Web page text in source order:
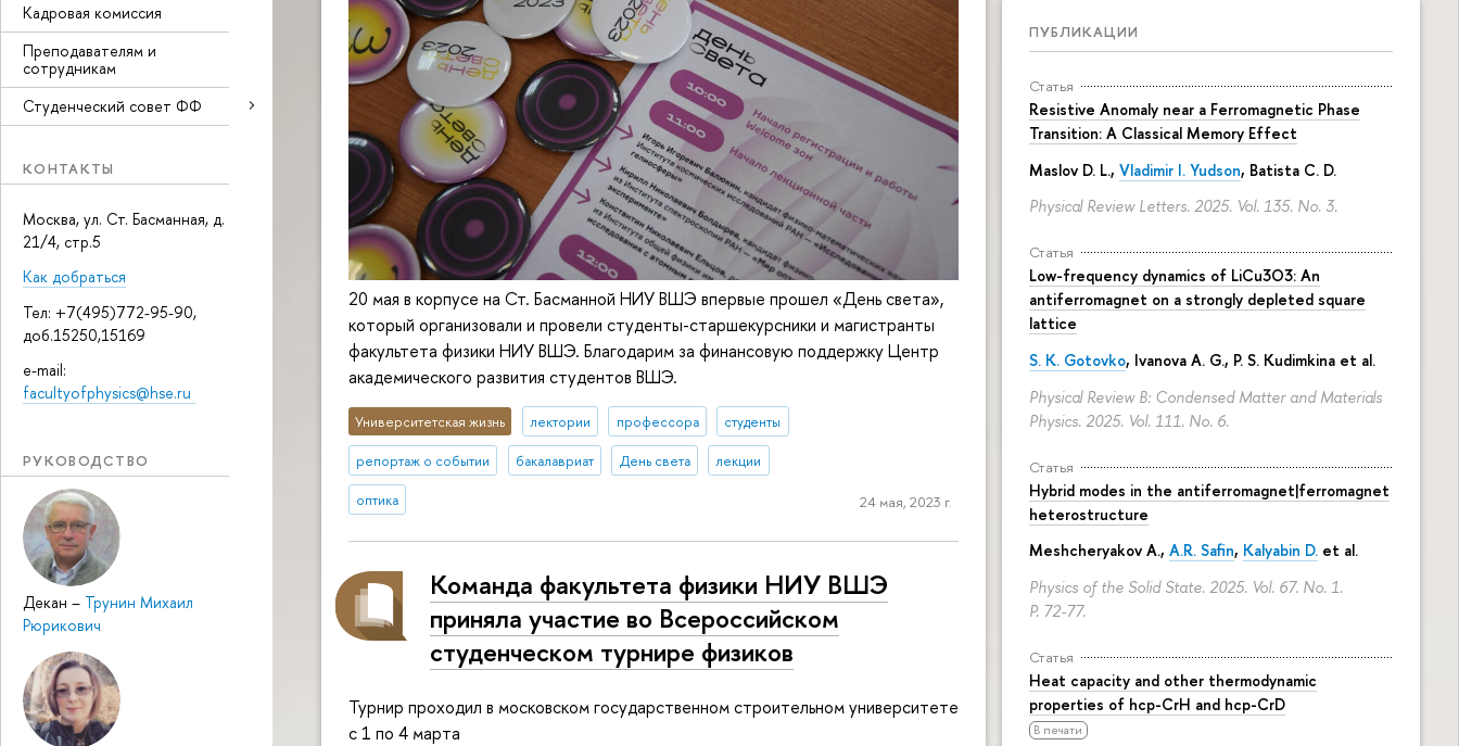
Кадровая комиссия
Преподавателям и
сотрудникам
Студенческий совет ФФ
КОНТАКТЫ
Москва, ул. Ст. Басманная, д.
21/4, стр.5
Как добраться
Тел: +7(495)772-95-90,
доб.15250,15169
e-mail:
facultyofphysics@hse.ru
РУКОВОДСТВО
Декан – Трунин Михаил
Рюрикович
ПУБЛИКАЦИИ
Статья
Resistive Anomaly near a Ferromagnetic Phase
Transition: A Classical Memory Effect
Maslov D. L., Vladimir I. Yudson, Batista C. D.
Physical Review Letters. 2025. Vol. 135. No. 3.
Статья
Low-frequency dynamics of LiCu3⁢O3: An
antiferromagnet on a strongly depleted square
lattice
S. K. Gotovko, Ivanova A. G., P. S. Kudimkina et al.
Physical Review B: Condensed Matter and Materials
Physics. 2025. Vol. 111. No. 6.
Статья
Hybrid modes in the antiferromagnet|ferromagnet
heterostructure
Meshcheryakov A., A.R. Safin, Kalyabin D. et al.
Physics of the Solid State. 2025. Vol. 67. No. 1.
P. 72-77.
Статья
Heat capacity and other thermodynamic
properties of hcp-CrH and hcp-CrD
В печати
20 мая в корпусе на Ст. Басманной НИУ ВШЭ впервые прошел «День света»,
который организовали и провели студенты-старшекурсники и магистранты
факультета физики НИУ ВШЭ. Благодарим за финансовую поддержку Центр
академического развития студентов ВШЭ.
Университетская жизнь лектории профессора студенты
репортаж о событии бакалавриат День света лекции
оптика 24 мая, 2023 г.
Команда факультета физики НИУ ВШЭ
приняла участие во Всероссийском
студенческом турнире физиков
Турнир проходил в московском государственном строительном университете
с 1 по 4 марта